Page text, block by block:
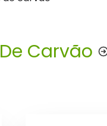
Carvão